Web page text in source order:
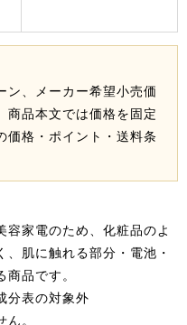
ン、メーカー希望小売価
商品本文では価格を固定
価格・ポイント・送料条
容家電のため、化粧品のよ
肌に触れる部分・電池・
品です。
分表の対象外
。